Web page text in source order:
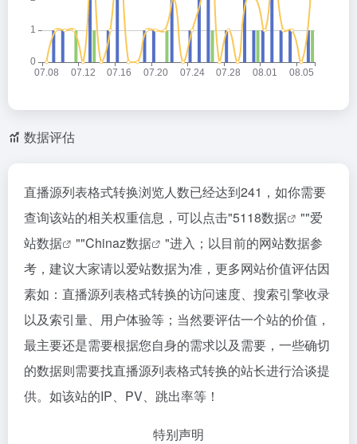
数据评估
直播源列表格式转换浏览人数已经达到241，如你需要
查询该站的相关权重信息，可以点击"5118数据 ""爱
站数据
""Chinaz数据
"进入；以目前的网站数据参
考，建议大家请以爱站数据为准，更多网站价值评估因
素如：直播源列表格式转换的访问速度、搜索引擎收录
以及索引量、用户体验等；当然要评估一个站的价值，
最主要还是需要根据您自身的需求以及需要，一些确切
的数据则需要找直播源列表格式转换的站长进行洽谈提
供。如该站的IP、PV、跳出率等！
特别声明